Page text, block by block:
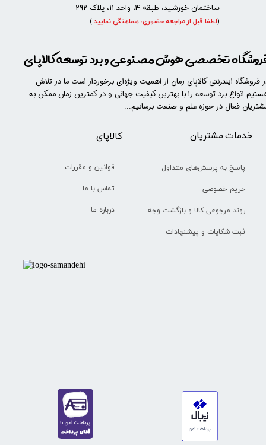
خدمات مشتریان
پاسخ به پرسش‌های متداول
حریم خصوصی
روند مرجوعی کالا و بازگشت وجه
ثبت شکایات و پیشنهادات
​​کالاپای
قوانین و مقررات
تماس با ما
درباره ما
تخصصی هوش مصنوعی و برد توسعه کالاپای
فروشگاه اینترنتی کالاپای زمان از اهمیت ویژه‌ای برخوردار است ما در تلاش
انواع برد توسعه را با​​​ بهترین کیفیت جهانی و در کمترین زمان ممکن به
فعال در حوزه علم و صنعت برسانیم...
ساختمان خورشید، طبقه 4، واحد 11، پلاک 292
(لطفا قبل از مراجعه حضوری، هماهنگی نمایید.
)